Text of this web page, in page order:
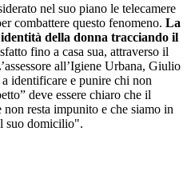
nel suo piano le telecamere
combattere questo fenomeno. La
della donna tracciando il
fino a casa sua, attraverso il
all’Igiene Urbana, Giulio
identificare e punire chi non
deve essere chiaro che il
resta impunito e che siamo in
suo domicilio".